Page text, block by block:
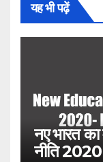
यह भी पढ़ें
नए भारत का
नीति 2020